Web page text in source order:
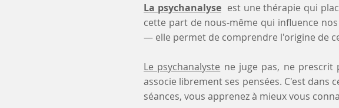
La psychanalyse est une thérapie qui
cette part de nous-même qui influence
— elle permet de comprendre l'origine de
Le psychanalyste ne juge pas, ne prescrit
associe librement ses pensées. C'est dans
séances, vous apprenez à mieux vous